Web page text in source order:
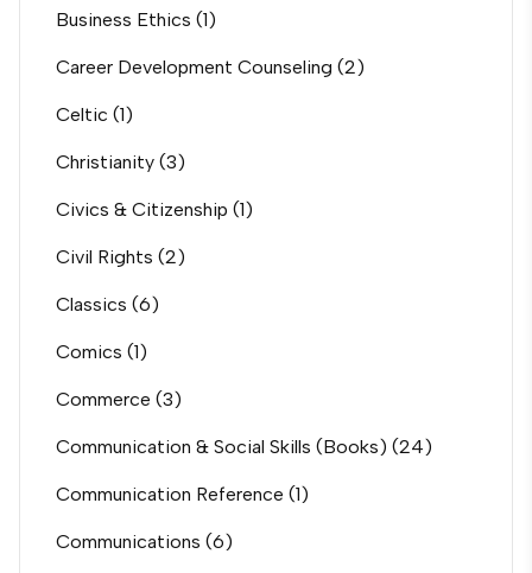
Business Ethics (1)
Career Development Counseling (2)
Celtic (1)
Christianity (3)
Civics & Citizenship (1)
Civil Rights (2)
Classics (6)
Comics (1)
Commerce (3)
Communication & Social Skills (Books) (24)
Communication Reference (1)
Communications (6)